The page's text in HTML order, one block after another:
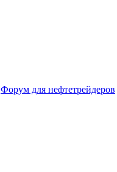
Форум для нефтетрейдеров